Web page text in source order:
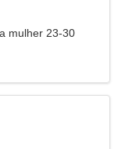
mulher 23-30